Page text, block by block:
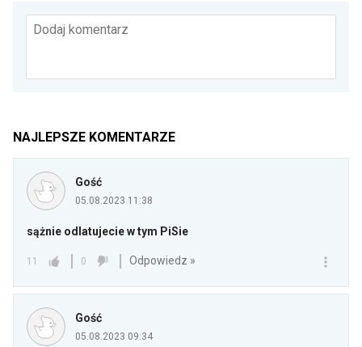
Dodaj komentarz
NAJLEPSZE KOMENTARZE
Gość
05.08.2023 11:38
sążnie odlatujecie w tym PiSie
11 0 Odpowiedz »
Gość
05.08.2023 09:34